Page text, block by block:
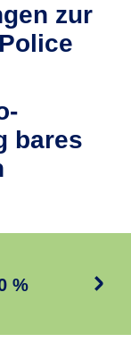
zur
bares
%